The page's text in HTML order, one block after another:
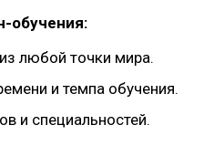
обучения:
любой точки мира.
и темпа обучения.
и специальностей.